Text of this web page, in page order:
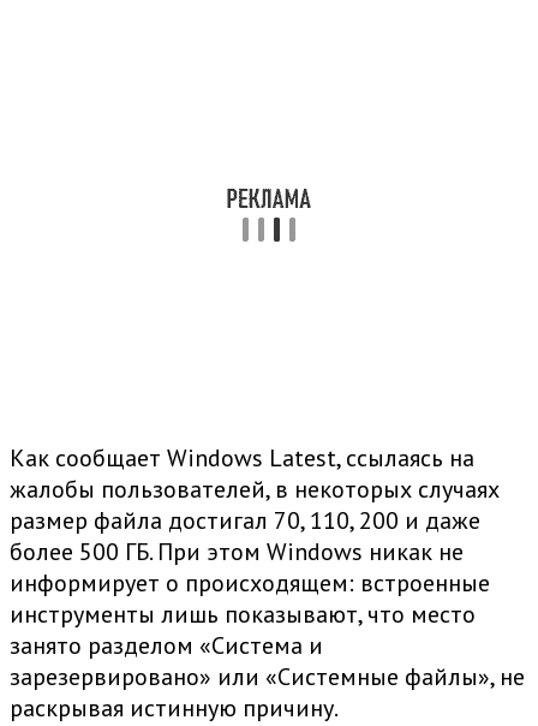
Как сообщает Windows Latest, ссылаясь на
жалобы пользователей, в некоторых случаях
размер файла достигал 70, 110, 200 и даже
более 500 ГБ. При этом Windows никак не
информирует о происходящем: встроенные
инструменты лишь показывают, что место
занято разделом «Система и
зарезервировано» или «Системные файлы», не
раскрывая истинную причину.